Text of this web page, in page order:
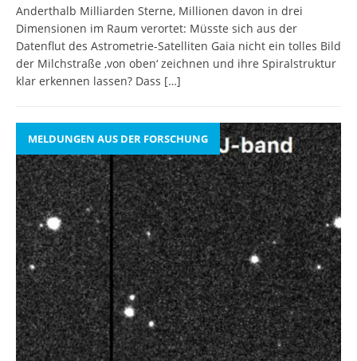
Anderthalb Milliarden Sterne, Millionen davon in drei
Dimensionen im Raum verortet: Müsste sich aus der
Datenflut des Astrometrie-Satelliten Gaia nicht ein tolles Bild
der Milchstraße ‚von oben‘ zeichnen und ihre Spiralstruktur
klar erkennen lassen? Dass […]
MELDUNGEN AUS DER FORSCHUNG